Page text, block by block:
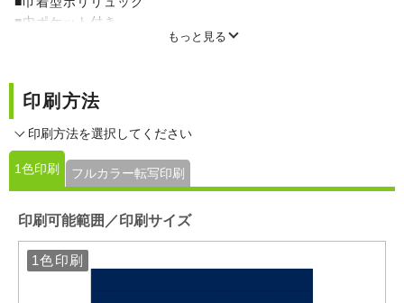
■内ポケット付き
■リュックと手提げバッグの2WAY仕様
もっと見る
印刷方法
印刷方法を選択してください
1色印刷 フルカラー転写印刷
印刷可能範囲／印刷サイズ
1色印刷
1色印刷